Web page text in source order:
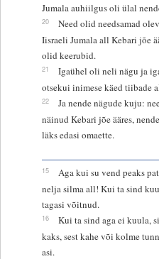
Jumala auhiilgus oli ülal
20
Need olid needsamad
Iisraeli Jumala all Kebari jõe
olid keerubid.
21
Igaühel oli neli nägu ja
otsekui inimese käed tiibade
22
Ja nende nägude kuju:
näinud Kebari jõe ääres,
läks edasi omaette.
15
Aga kui su vend peaks
nelja silma all! Kui ta sind
tagasi võitnud.
16
Kui ta sind aga ei kuula,
kaks, sest kahe või kolme
asi.